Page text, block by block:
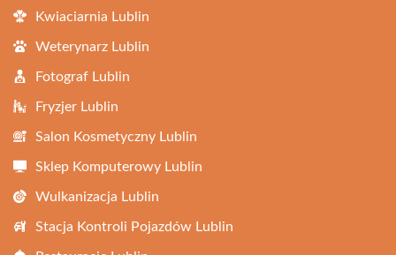
Kwiaciarnia Lublin
Weterynarz Lublin
Fotograf Lublin
Fryzjer Lublin
Salon Kosmetyczny Lublin
Sklep Komputerowy Lublin
Wulkanizacja Lublin
Stacja Kontroli Pojazdów Lublin